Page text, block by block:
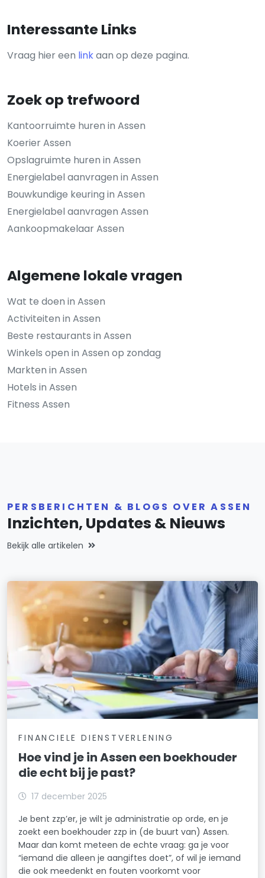
Interessante Links
Vraag hier een linkaan op deze pagina.
Zoek op trefwoord
Kantoorruimte huren in Assen
Koerier Assen
Opslagruimte huren in Assen
Energielabel aanvragen in Assen
Bouwkundige keuring in Assen
Energielabel aanvragen Assen
Aankoopmakelaar Assen
Algemene lokale vragen
Wat te doen in Assen
Activiteiten in Assen
Beste restaurants in Assen
Winkels open in Assen op zondag
Markten in Assen
Hotels in Assen
Fitness Assen
PERSBERICHTEN & BLOGS OVER ASSEN
Inzichten, Updates & Nieuws
Bekijk alle artikelen
FINANCIELE DIENSTVERLENING
Hoe vind je in Assen een boekhouder
die echt bij je past?
17 december 2025
Je bent zzp’er, je wilt je administratie op orde, en je
zoekt een boekhouder zzp in (de buurt van) Assen.
Maar dan komt meteen de echte vraag: ga je voor
“iemand die alleen je aangiftes doet”, of wil je iemand
die ook meedenkt en fouten voorkomt voor